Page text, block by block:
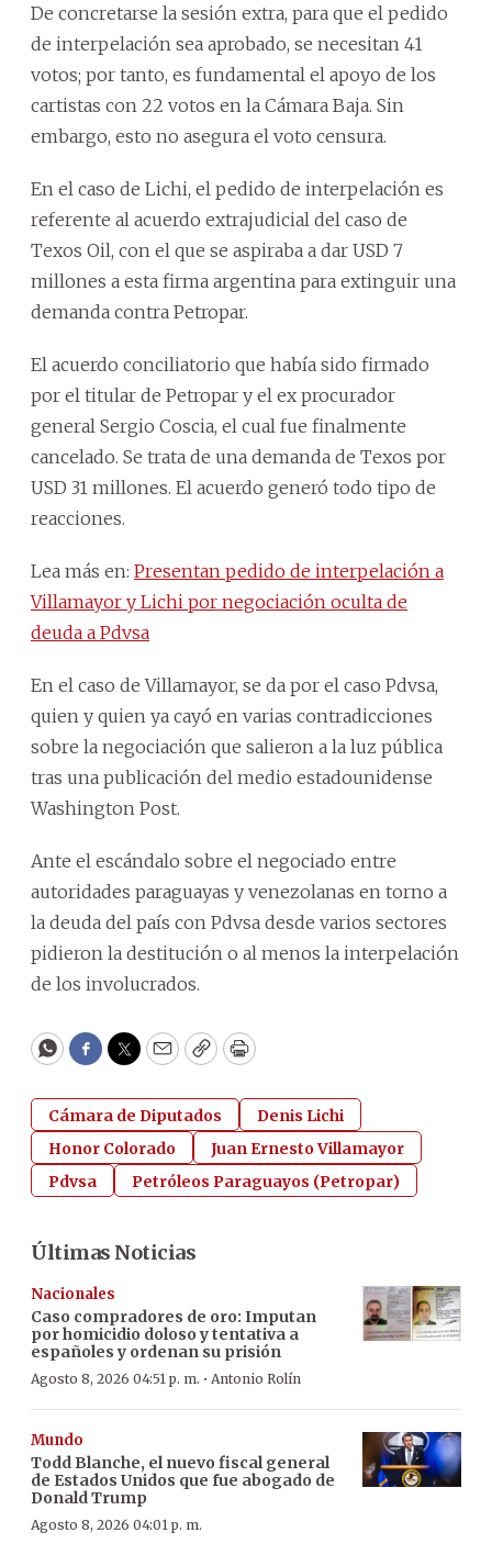
De concretarse la sesión extra, para que el pedido
de interpelación sea aprobado, se necesitan 41
votos; por tanto, es fundamental el apoyo de los
cartistas con 22 votos en la Cámara Baja. Sin
embargo, esto no asegura el voto censura.
En el caso de Lichi, el pedido de interpelación es
referente al acuerdo extrajudicial del caso de
Texos Oil, con el que se aspiraba a dar USD 7
millones a esta firma argentina para extinguir una
demanda contra Petropar.
El acuerdo conciliatorio que había sido firmado
por el titular de Petropar y el ex procurador
general Sergio Coscia, el cual fue finalmente
cancelado. Se trata de una demanda de Texos por
USD 31 millones. El acuerdo generó todo tipo de
reacciones.
Lea más en: Presentan pedido de interpelación a
Villamayor y Lichi por negociación oculta de
deuda a Pdvsa
En el caso de Villamayor, se da por el caso Pdvsa,
quien y quien ya cayó en varias contradicciones
sobre la negociación que salieron a la luz pública
tras una publicación del medio estadounidense
Washington Post.
Ante el escándalo sobre el negociado entre
autoridades paraguayas y venezolanas en torno a
la deuda del país con Pdvsa desde varios sectores
pidieron la destitución o al menos la interpelación
de los involucrados.
WhatsApp
Facebook
Twitter
EmailCopyPrint
Cámara de Diputados
Denis Lichi
Honor Colorado
Juan Ernesto Villamayor
Pdvsa
Petróleos Paraguayos (Petropar)
Últimas Noticias
Nacionales
Caso compradores de oro: Imputan
por homicidio doloso y tentativa a
españoles y ordenan su prisión
Agosto 8, 2026 04:51 p. m. · Antonio Rolín
Mundo
Todd Blanche, el nuevo fiscal general
de Estados Unidos que fue abogado de
Donald Trump
Agosto 8, 2026 04:01 p. m.